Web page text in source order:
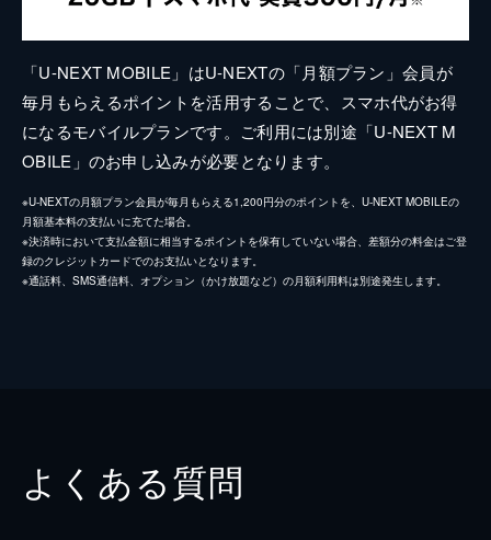
「U-NEXT MOBILE」はU-NEXTの「月額プラン」会員が
毎月もらえるポイントを活用することで、スマホ代がお得
になるモバイルプランです。ご利用には別途「U-NEXT M
OBILE」のお申し込みが必要となります。
※U-NEXTの月額プラン会員が毎月もらえる1,200円分のポイントを、U-NEXT MOBILEの
月額基本料の支払いに充てた場合。
※決済時において支払金額に相当するポイントを保有していない場合、差額分の料金はご登
録のクレジットカードでのお支払いとなります。
※通話料、SMS通信料、オプション（かけ放題など）の月額利用料は別途発生します。
よくある質問